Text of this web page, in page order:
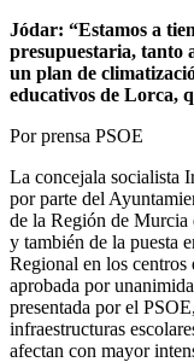
Jódar: “Estamos a
presupuestaria, tanto
un plan de
educativos de Lorca,
Por prensa PSOE
La concejala socialista
por parte del
de la Región de Murcia
y también de la puesta
Regional en los
aprobada por
presentada por el
infraestructuras
afectan con mayor